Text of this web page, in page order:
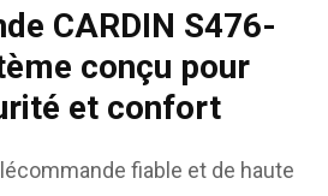
CARDIN S476-
conçu pour
et confort
fiable et de haute